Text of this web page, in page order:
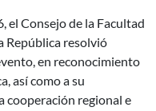
el Consejo de la Facultad
República resolvió
en reconocimiento
así como a su
cooperación regional e